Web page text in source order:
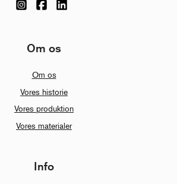
Om os
Om os
Vores historie
Vores produktion
Vores materialer
Info